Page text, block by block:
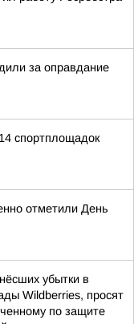
за оправдание
спортплощадок
отметили День
убытки в
Wildberries, просят
по защите